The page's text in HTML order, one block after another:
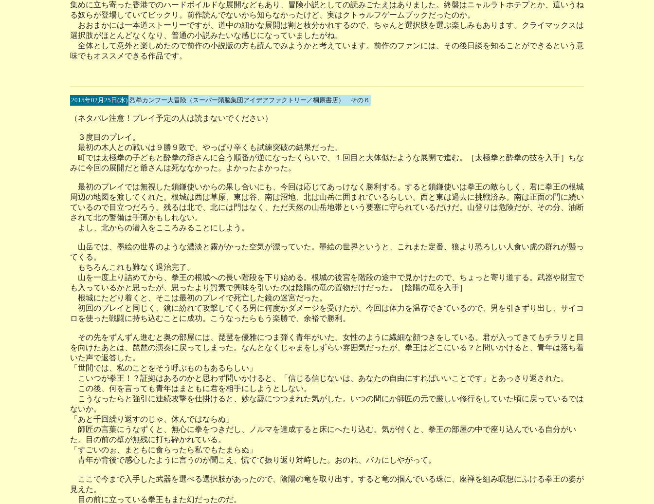
集めに立ち寄った香港でのハードボイルドな展開などもあり、冒険小説としての読みごたえはありました。終盤はニャルラトホテプとか、這いうね
る奴らが登場していてビックリ。前作読んでないから知らなかったけど、実はクトゥルフゲームブックだったのか。
おおまかには一本道ストーリーですが、道中の細かな展開は割と枝分かれするので、ちゃんと選択肢を選ぶ楽しみもあります。クライマックスは
選択肢がほとんどなくなり、普通の小説みたいな感じになっていましたがね。
全体として意外と楽しめたので前作の小説版の方も読んでみようかと考えています。前作のファンには、その後日談を知ることができるという意
味でもオススメできる作品です。
2015年02月25日(水) 烈拳カンフー大冒険（スーパー頭脳集団アイデアファクトリー／桐原書店） その６
（ネタバレ注意！プレイ予定の人は読まないでください）
３度目のプレイ。
最初の木人との戦いは９勝９敗で、やっぱり辛くも試練突破の結果だった。
町では太極拳の子どもと酔拳の爺さんに合う順番が逆になったくらいで、１回目と大体似たような展開で進む。［太極拳と酔拳の技を入手］ちな
みに今回の展開だと爺さんは死ななかった。よかったよかった。
最初のプレイでは無視した鎖鎌使いからの果し合いにも、今回は応じてあっけなく勝利する。すると鎖鎌使いは拳王の敵らしく、君に拳王の根城
周辺の地図を渡してくれた。根城は西は草原、東は谷、南は沼地、北は山岳に囲まれているらしい。西と東は過去に挑戦済み。南は正面の門に続い
ているので目立つだろう。残るは北で、北には門はなく、ただ天然の山岳地帯という要塞に守られているだけだ。山登りは危険だが、その分、油断
されて北の警備は手薄かもしれない。
よし、北からの潜入をこころみることにしよう。
山岳では、墨絵の世界のような濃淡と霧がかった空気が漂っていた。墨絵の世界というと、これまた定番、狼より恐ろしい人食い虎の群れが襲っ
てくる。
もちろんこれも難なく退治完了。
山を一度上り詰めてから、拳王の根城への長い階段を下り始める。根城の後宮を階段の途中で見かけたので、ちょっと寄り道する。武器や財宝で
も入っているかと思ったが、思ったより質素で興味を引いたのは陰陽の竜の置物だけだった。［陰陽の竜を入手］
根城にたどり着くと、そこは最初のプレイで死亡した鏡の迷宮だった。
初回のプレイと同じく、鏡に紛れて攻撃してくる男に何度かダメージを受けたが、今回は体力を温存できているので、男を引きずり出し、サイコ
ロを使った戦闘に持ち込むことに成功。こうなったらもう楽勝で、余裕で勝利。
その先をずんずん進むと奥の部屋には、琵琶を優雅につま弾く青年がいた。女性のように繊細な顔つきをしている。君が入ってきてもチラリと目
を向けたあとは、琵琶の演奏に戻ってしまった。なんとなくじゃまをしずらい雰囲気だったが、拳王はどこにいる？と問いかけると、青年は落ち着
いた声で返答した。
「世間では、私のことをそう呼ぶものもあるらしい」
こいつが拳王！？証拠はあるのかと思わず問いかけると、「信じる信じないは、あなたの自由にすればいいことです」とあっさり返された。
この後、何を言っても青年はまともに君を相手にしようとしない。
こうなったらと強引に連続攻撃を仕掛けると、妙な靄につつまれた気がした。いつの間にか師匠の元で厳しい修行をしていた頃に戻っているでは
ないか。
「あと千回繰り返すのじゃ、休んではならぬ」
師匠の言葉にうなずくと、無心に拳をつきだし、ノルマを達成すると床にへたり込む。気が付くと、拳王の部屋の中で座り込んでいる自分がい
た。目の前の壁が無残に打ち砕かれている。
「すごいのぉ、まともに食らったら私でもたまらぬ」
青年が背後で感心したように言うのが聞こえ、慌てて振り返り対峙した。おのれ、バカにしやがって。
ここで今まで入手した武器を選べる選択肢があったので、陰陽の竜を取り出す。すると竜の掴んでいる珠に、座禅を組み瞑想にふける拳王の姿が
見えた。
目の前に立っている拳王もまた幻だったのだ。